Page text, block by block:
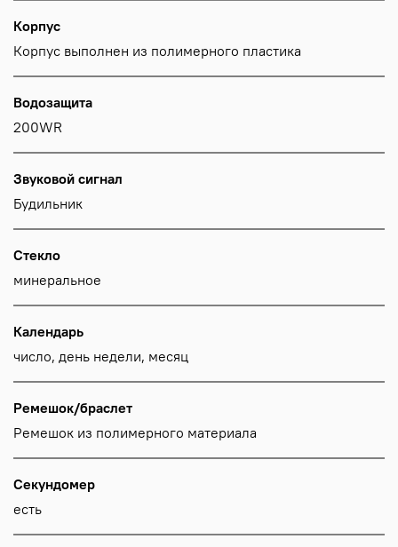
Корпус
Корпус выполнен из полимерного пластика
Водозащита
200WR
Звуковой сигнал
Будильник
Стекло
минеральное
Календарь
число, день недели, месяц
Ремешок/браслет
Ремешок из полимерного материала
Секундомер
есть